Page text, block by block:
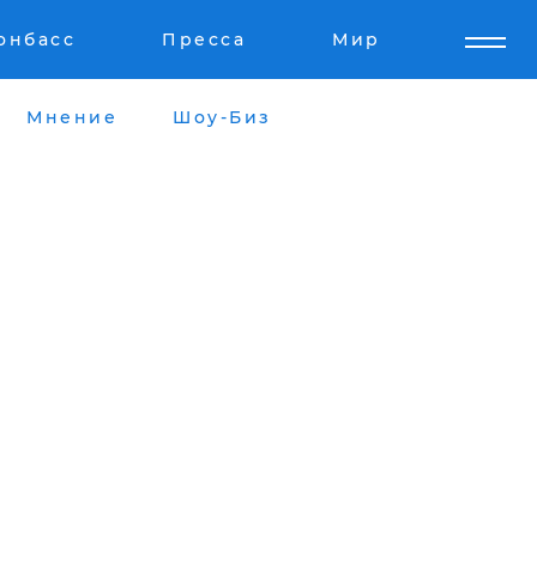
Пресса Мир
Мнение Шоу-Биз